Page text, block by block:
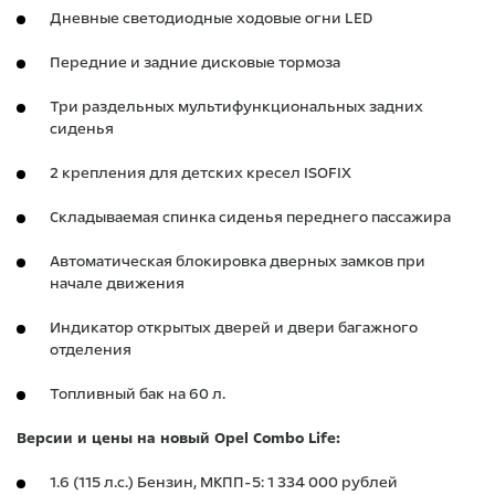
Дневные светодиодные ходовые огни LED
Передние и задние дисковые тормоза
Три раздельных мультифункциональных задних
сиденья
2 крепления для детских кресел ISOFIX
Складываемая спинка сиденья переднего пассажира
Автоматическая блокировка дверных замков при
начале движения
Индикатор открытых дверей и двери багажного
отделения
Топливный бак на 60 л.
Версии и цены на новый Opel Combo Life:
1.6 (115 л.с.) Бензин, МКПП-5: 1 334 000 рублей